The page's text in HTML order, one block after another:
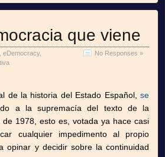
que viene
eDemocracy,
No Responses »
de la historia del Estado Español, se
a la supremacía del texto de la
de 1978, esto es, votada ya hace casi
cualquier impedimento al propio
opinar y decidir sobre la continuidad